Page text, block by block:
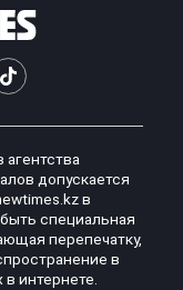
допускается
в
специальная
перепечатку,
в
интернете.